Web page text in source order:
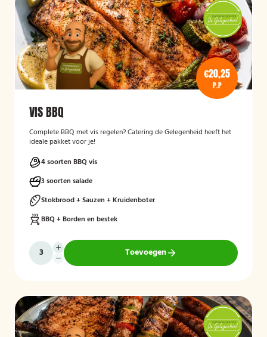
€20,25
P.P
VIS BBQ
Complete BBQ met vis regelen? Catering de Gelegenheid heeft het
ideale pakket voor je!
4 soorten BBQ vis
3 soorten salade
Stokbrood + Sauzen + Kruidenboter
BBQ + Borden en bestek
Toevoegen